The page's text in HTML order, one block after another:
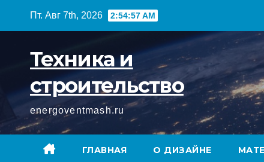
Пт. Авг 7th, 2026 2:54:58 AM
Техника и
строительство
energoventmash.ru
ГЛАВНАЯ О ДИЗАЙНЕ